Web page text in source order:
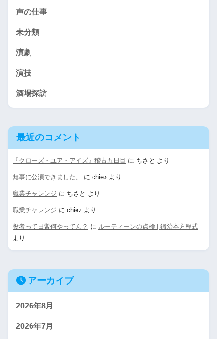
声の仕事
未分類
演劇
演技
酒場探訪
最近のコメント
『クローズ・ユア・アイズ』稽古五日目 に ちさと より
無事に公演できました。 に chie♪ より
職業チャレンジ に ちさと より
職業チャレンジ に chie♪ より
役者って日常何やってん？ に ルーティーンの点検 | 鍛治本方程式
より
アーカイブ
2026年8月
2026年7月